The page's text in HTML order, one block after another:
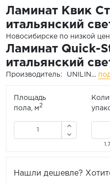
Ламинат Квик
итальянский
Новосибирске по низкой
Ламинат Quick-
итальянский
Производитель: UNILIN...
Площадь
пола, м2
Нашли дешевле?